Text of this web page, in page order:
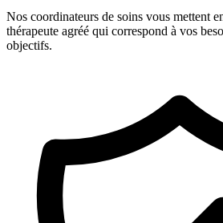
Nos coordinateurs de soins vous mettent
thérapeute agréé qui correspond à vos
objectifs.